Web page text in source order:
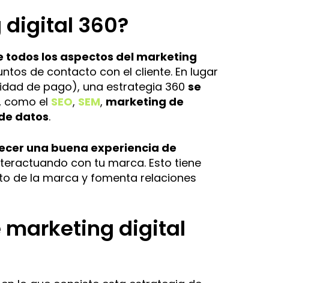
digital 360?
todos los aspectos del marketing
de contacto con el cliente. En lugar
de pago), una estrategia 360 se
como el SEO, SEM, marketing de
datos.
una buena experiencia de
con tu marca. Esto tiene
de la marca y fomenta relaciones
marketing digital